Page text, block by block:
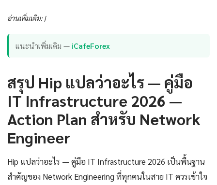
อ่านเพิ่มเติม: |
แนะนำเพิ่มเติม — iCafeForex
สรุป Hip แปลว่าอะไร — คู่มือ
IT Infrastructure 2026 —
Action Plan สำหรับ Network
Engineer
Hip แปลว่าอะไร — คู่มือ IT Infrastructure 2026 เป็นพื้นฐาน
สำคัญของ Network Engineering ที่ทุกคนในสาย IT ควรเข้าใจ